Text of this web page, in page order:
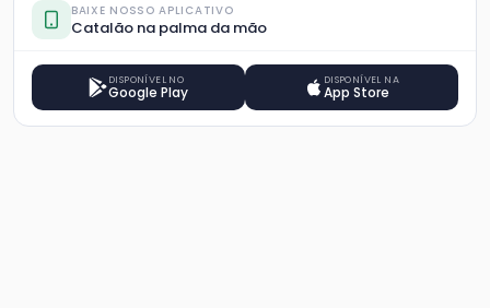
BAIXE NOSSO APLICATIVO
Catalão na palma da mão
DISPONÍVEL NO
Google Play
DISPONÍVEL NA
App Store